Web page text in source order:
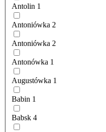
Antolin 1
Antoniówka 2
Antoniówka 2
Antonówka 1
Augustówka 1
Babin 1
Babsk 4